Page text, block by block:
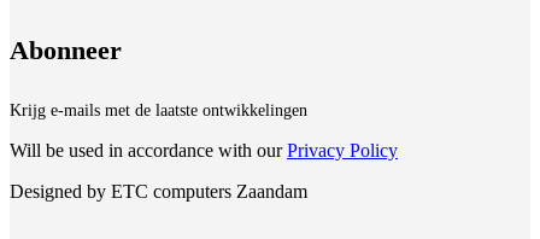
Abonneer
Krijg e-mails met de laatste ontwikkelingen
Will be used in accordance with ourPrivacy Policy
Designed by ETC computers Zaandam